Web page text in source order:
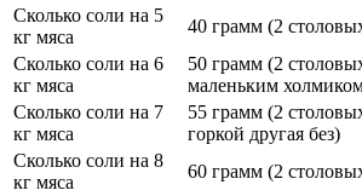
Сколько соли на 5
кг мяса
40 грамм (2
Сколько соли на 6
кг мяса
50 грамм (2
маленьким
Сколько соли на 7
кг мяса
55 грамм (2
горкой другая без)
Сколько соли на 8
кг мяса
60 грамм (2